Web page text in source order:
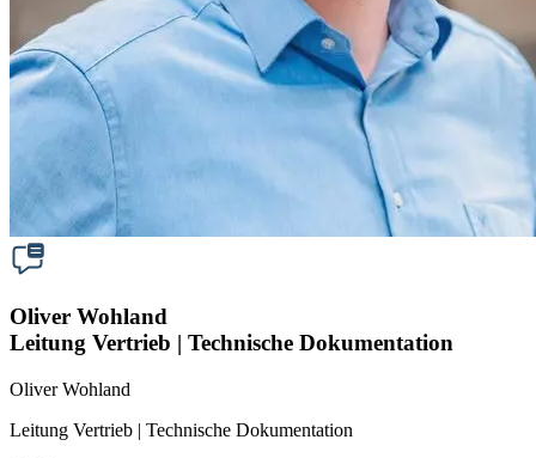
Oliver Wohland
Leitung Vertrieb | Technische Dokumentation
Oliver Wohland
Leitung Vertrieb | Technische Dokumentation